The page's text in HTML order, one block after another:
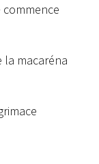
macaréna